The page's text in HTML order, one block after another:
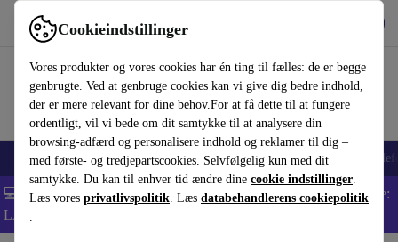
Cookieindstillinger
Vores produkter og vores cookies har én ting til fælles: de er begge
genbrugte. Ved at genbruge cookies kan vi give dig bedre indhold,
der er mere relevant for dine behov.For at få dette til at fungere
ordentligt, vil vi bede om dit samtykke til at analysere din
browsing-adfærd og personalisere indhold og reklamer til dig –
med første- og tredjepartscookies. Selvfølgelig kun med dit
samtykke. Du kan til enhver tid ændre dine cookie indstillinger.
Læs vores privatlivspolitik. Læs databehandlerens cookiepolitik
.
Brug refurbed hurtigt og nemt
Smartphones Bærbare Tablets Smartwatches Tilbehør
💻 Ekstra 5% rabat på alle MacBooks og bærbare computere - Kode:
LAPTOP5 -